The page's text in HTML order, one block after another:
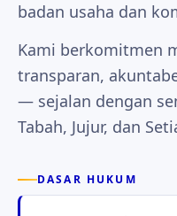
badan usaha dan
Kami berkomitmen
transparan,
— sejalan dengan
Tabah, Jujur, dan
DASAR HUKUM